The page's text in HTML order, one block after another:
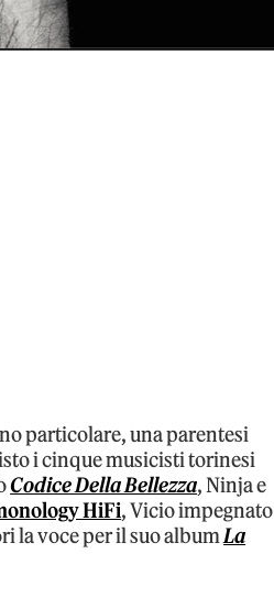
particolare, una parentesi
i cinque musicisti torinesi
Codice Della Bellezza, Ninja e
HiFi, Vicio impegnato
la voce per il suo albumLa